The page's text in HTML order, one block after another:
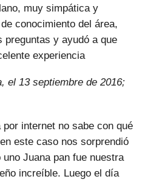
muy simpática y
conocimiento del área,
preguntas y ayudó a que
experiencia
el 13 septiembre de 2016;
internet no sabe con qué
este caso nos sorprendió
Juana pan fue nuestra
increíble. Luego el día